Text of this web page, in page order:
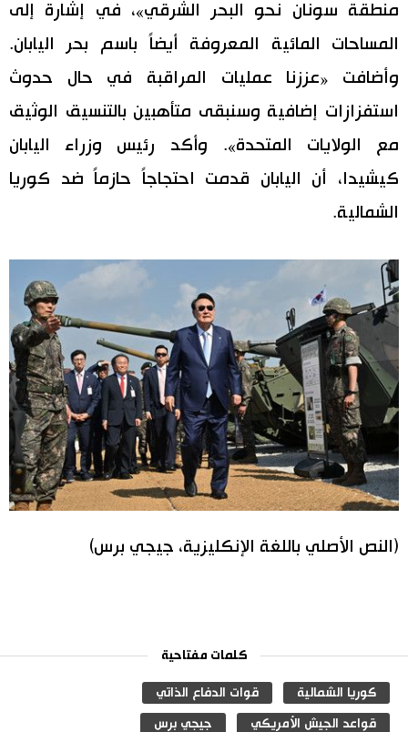
منطقة سونان نحو البحر الشرقي»، في إشارة إلى
المساحات المائية المعروفة أيضاً باسم بحر اليابان.
وأضافت «عززنا عمليات المراقبة في حال حدوث
استفزازات إضافية وسنبقى متأهبين بالتنسيق الوثيق
مع الولايات المتحدة». وأكد رئيس وزراء اليابان
كيشيدا، أن اليابان قدمت احتجاجاً حازماً ضد كوريا
الشمالية.
(النص الأصلي باللغة الإنكليزية، جيجي برس)
كلمات مفتاحية
كوريا الشمالية قوات الدفاع الذاتي
قواعد الجيش الأمريكي جيجي برس